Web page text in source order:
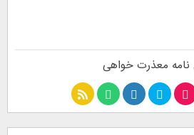
, نامه معذرت خواهی